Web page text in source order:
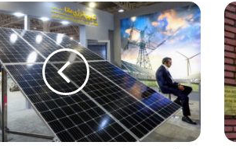
ث
ب
ت‌
ن
ا
م
ب
ی
ش